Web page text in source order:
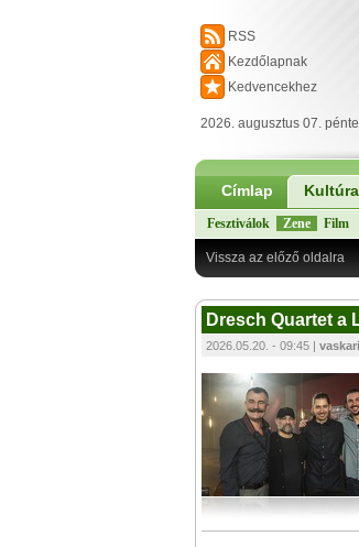
RSS
Kezdőlapnak
Kedvencekhez
2026. augusztus 07.
Címlap Kultúra
Fesztiválok Zene Film
Vissza az előző oldalra
Dresch Quartet a
2026.05.20. - 09:45 |